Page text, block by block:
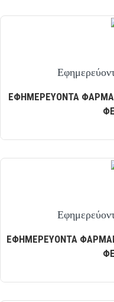
ΕΦΗΜΕΡΕΥΟΝΤΑ
ΕΦΗΜΕΡΕΥΟΝΤΑ